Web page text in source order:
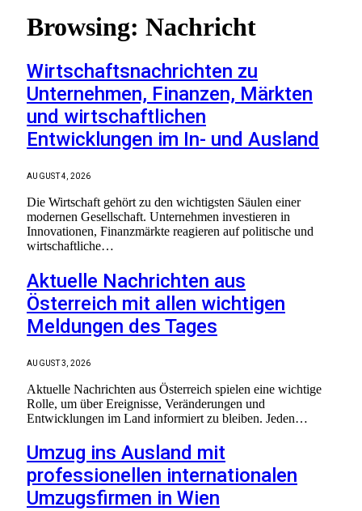
Browsing: Nachricht
Wirtschaftsnachrichten zu
Unternehmen, Finanzen, Märkten
und wirtschaftlichen
Entwicklungen im In- und Ausland
AUGUST 4, 2026
Die Wirtschaft gehört zu den wichtigsten Säulen einer
modernen Gesellschaft. Unternehmen investieren in
Innovationen, Finanzmärkte reagieren auf politische und
wirtschaftliche…
Aktuelle Nachrichten aus
Österreich mit allen wichtigen
Meldungen des Tages
AUGUST 3, 2026
Aktuelle Nachrichten aus Österreich spielen eine wichtige
Rolle, um über Ereignisse, Veränderungen und
Entwicklungen im Land informiert zu bleiben. Jeden…
Umzug ins Ausland mit
professionellen internationalen
Umzugsfirmen in Wien